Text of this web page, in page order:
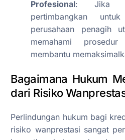
Profesional: Jika
pertimbangkan
perusahaan penagih
memahami
membantu
Bagaimana Hukum
dari Risiko
Perlindungan hukum bagi
risiko wanprestasi sangat